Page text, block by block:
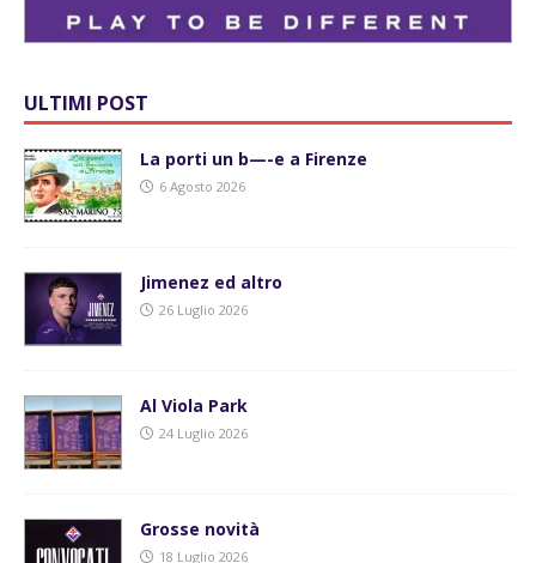
ULTIMI POST
La porti un b—-e a Firenze
6 Agosto 2026
Jimenez ed altro
26 Luglio 2026
Al Viola Park
24 Luglio 2026
Grosse novità
18 Luglio 2026